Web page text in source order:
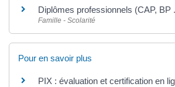
Diplômes professionnels (CAP, BP
Famille - Scolarité
Pour en savoir plus
PIX : évaluation et certification en